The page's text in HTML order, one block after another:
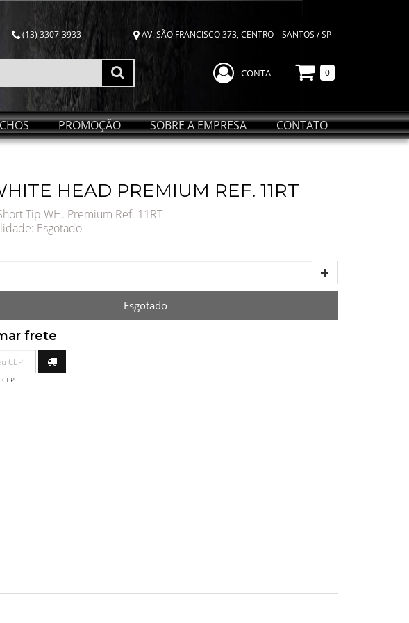
(13) 3307-3933 AV. SÃO FRANCISCO 373, CENTRO – SANTOS / SP
CONTA 0
PROMOÇÃO SOBRE A EMPRESA CONTATO
HEAD PREMIUM REF. 11RT
Tip WH. Premium Ref. 11RT
Esgotado
Esgotado
frete